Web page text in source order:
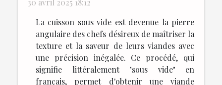
30 avril 2025 18:12
La cuisson sous vide est devenue la pierre
angulaire des chefs désireux de maîtriser la
texture et la saveur de leurs viandes avec
une précision inégalée. Ce procédé, qui
signifie littéralement "sous vide" en
français, permet d'obtenir une viande